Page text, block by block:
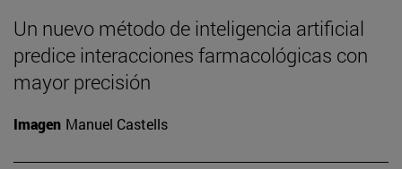
Un nuevo método de inteligencia artificial
predice interacciones farmacológicas con
mayor precisión
Imagen Manuel Castells